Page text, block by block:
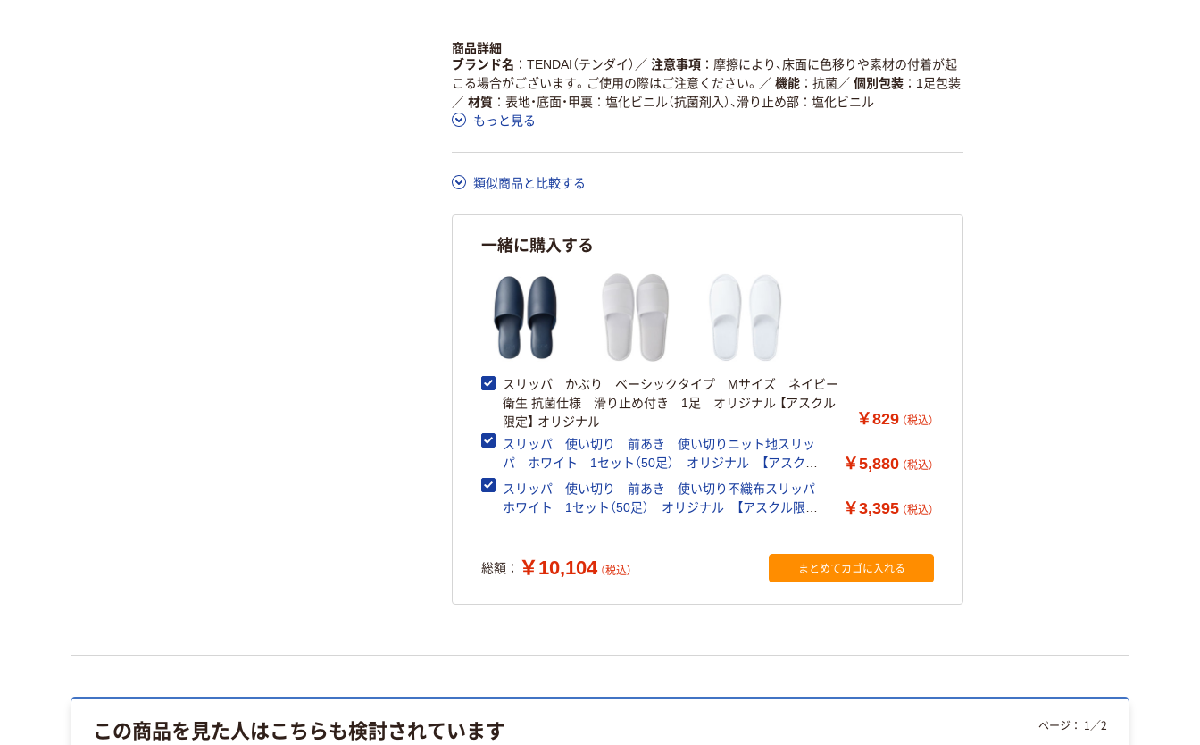
仕組
ある
いる
この商品の環境配慮ポイントです。詳しくはページ下部の商品詳細「アスクル商品環境スコ
ア詳細／加点項目
」で確認できます。
商品詳細
ブランド名
TENDAI（テンダイ） ／ 注意事項
摩擦により、床面に色移りや素材の付着が起
こる場合がございます。ご使用の際はご注意ください。 ／ 機能 抗菌／ 個別包装
1足包装
／ 材質
表地・底面・甲裏：塩化ビニル（抗菌剤入）、滑り止め部：塩化ビニル
もっと見る
類似商品と比較する
一緒に購入する
スリッパ かぶり ベーシックタイプ Mサイズ ネイビー
衛生 抗菌仕様 滑り止め付き 1足 オリジナル 【アスクル
限定】 オリジナル
￥829 （税込）
スリッパ 使い切り 前あき 使い切りニット地スリッ
パ ホワイト 1セット（50足） オリジナル 【アスクル
限定】 オリジナル
￥5,880 （税込）
スリッパ 使い切り 前あき 使い切り不織布スリッパ
ホワイト 1セット（50足） オリジナル 【アスクル限定】
￥3,395 （税込）
総額： ￥10,104 （税込） まとめてカゴに入れる
この商品を見た人はこちらも検討されています ページ： 1 ／2